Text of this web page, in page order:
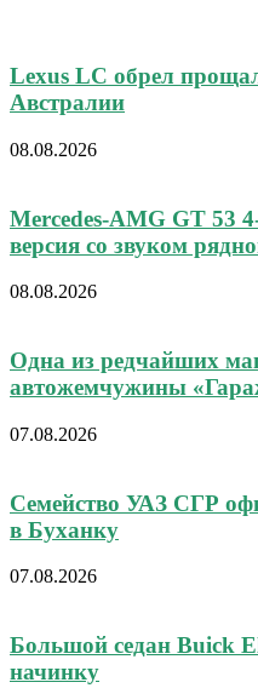
Lexus LC обрел
Австралии
08.08.2026
Mercedes-AMG GT 53
версия со звуком
08.08.2026
Одна из редчайших
автожемчужины
07.08.2026
Семейство УАЗ СГР
в Буханку
07.08.2026
Большой седан Buick
начинку